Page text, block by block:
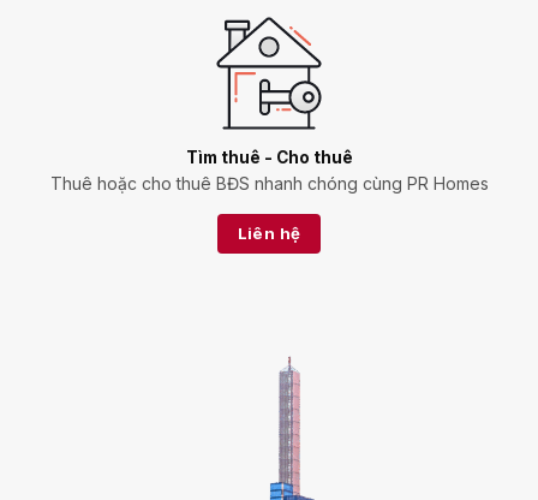
Tìm thuê - Cho thuê
Thuê hoặc cho thuê BĐS nhanh chóng cùng PR Homes
Liên hệ